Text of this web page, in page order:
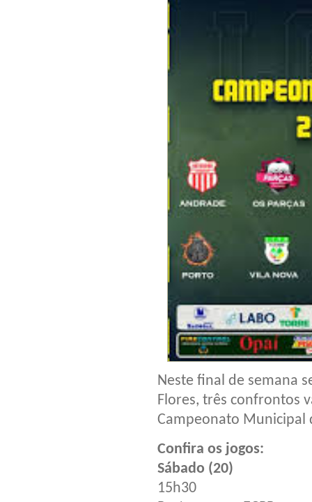
Neste final de semana
Flores, três confrontos
Campeonato Municipal
Confira os jogos:
Sábado (20)
15h30